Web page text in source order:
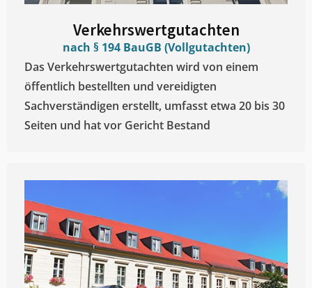
Verkehrswertgutachten
nach § 194 BauGB (Vollgutachten)
Das Verkehrswertgutachten wird von einem
öffentlich bestellten und vereidigten
Sachverständigen erstellt, umfasst etwa 20 bis 30
Seiten und hat vor Gericht Bestand